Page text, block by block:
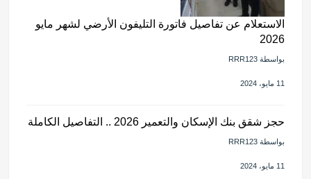
الاستعلام عن تفاصيل فاتورة التليفون الأرضي لشهر مايو
2026
بواسطة RRR123
11 مايو، 2024
حجز شقق بنك الإسكان والتعمير 2026 .. التفاصيل الكاملة
بواسطة RRR123
11 مايو، 2024